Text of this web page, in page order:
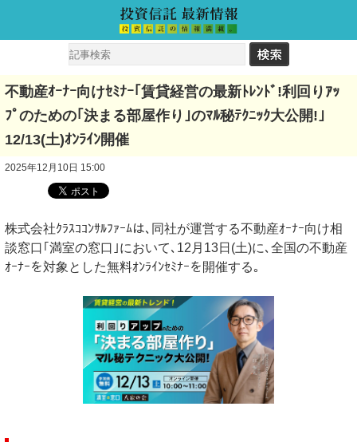
不動産ｵｰﾅｰ向けｾﾐﾅｰ｢賃貸経営の最新ﾄﾚﾝﾄﾞ!利回りｱｯ
ﾌﾟのための｢決まる部屋作り｣のﾏﾙ秘ﾃｸﾆｯｸ大公開!｣
12/13(土)ｵﾝﾗｲﾝ開催
2025年12月10日 15:00
株式会社ｸﾗｽｺｺﾝｻﾙﾌｧｰﾑは､同社が運営する不動産ｵｰﾅｰ向け相
談窓口｢満室の窓口｣において､12月13日(土)に､全国の不動産
ｵｰﾅｰを対象とした無料ｵﾝﾗｲﾝｾﾐﾅｰを開催する｡